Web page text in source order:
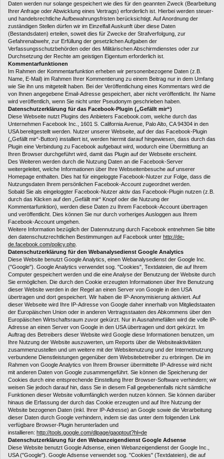
Daten werden nur solange gespeichert wie dies für den geannten Zweck (Bearbeitung
Ihrer Anfrage oder Abwicklung eines Vertrags) erforderlich ist. Hierbei werden steuer-
und handelsrechtliche Aufbewahrungsfristen berücksichtigt. Auf Anordnung der
zuständigen Stellen dürfen wir im Einzelfall Auskunft über diese Daten
(Bestandsdaten) erteilen, soweit dies für Zwecke der Strafverfolgung, zur
Gefahrenabwehr, zur Erfüllung der gesetzlichen Aufgaben der
Verfassungsschutzbehörden oder des Militärischen Abschirmdienstes oder zur
Durchsetzung der Rechte am geistigen Eigentum erforderlich ist.
Kommentarfunktionen
Im Rahmen der Kommentarfunktion erheben wir personenbezogene Daten (z.B.
Name, E-Mail) im Rahmen Ihrer Kommentierung zu einem Beitrag nur in dem Umfang
wie Sie ihn uns mitgeteilt haben. Bei der Veröffentlichung eines Kommentars wird die
von Ihnen angegebene Email-Adresse gespeichert, aber nicht veröffentlicht. Ihr Name
wird veröffentlich, wenn Sie nicht unter Pseudonym geschrieben haben.
Datenschutzerklärung für das Facebook-Plugin („Gefällt mir“)
Diese Webseite nutzt Plugins des Anbieters Facebook.com, welche durch das
Unternehmen Facebook Inc., 1601 S. California Avenue, Palo Alto, CA 94304 in den
USA bereitgestellt werden. Nutzer unserer Webseite, auf der das Facebook-Plugin
(„Gefällt mir“-Button) installiert ist, werden hiermit darauf hingewiesen, dass durch das
Plugin eine Verbindung zu Facebook aufgebaut wird, wodurch eine Übermittlung an
Ihren Browser durchgeführt wird, damit das Plugin auf der Webseite erscheint.
Des Weiteren werden durch die Nutzung Daten an die Facebook-Server
weitergeleitet, welche Informationen über Ihre Webseitenbesuche auf unserer
Homepage enthalten. Dies hat für eingeloggte Facebook-Nutzer zur Folge, dass die
Nutzungsdaten Ihrem persönlichen Facebook-Account zugeordnet werden.
Sobald Sie als eingeloggter Facebook-Nutzer aktiv das Facebook-Plugin nutzen (z.B.
durch das Klicken auf den „Gefällt mir“ Knopf oder die Nutzung der
Kommentarfunktion), werden diese Daten zu Ihrem Facebook-Account übertragen
und veröffentlicht. Dies können Sie nur durch vorheriges Ausloggen aus Ihrem
Facebook-Account umgehen.
Weitere Information bezüglich der Datennutzung durch Facebook entnehmen Sie bitte
den datenschutzrechtlichen Bestimmungen auf Facebook unter http://de-
de.facebook.com/policy.php
Datenschutzerklärung für den Webanalysedienst Google Analytics
Diese Website benutzt Google Analytics, einen Webanalysedienst der Google Inc.
("Google"). Google Analytics verwendet sog. "Cookies", Textdateien, die auf Ihrem
Computer gespeichert werden und die eine Analyse der Benutzung der Website durch
Sie ermöglichen. Die durch den Cookie erzeugten Informationen über Ihre Benutzung
dieser Website werden in der Regel an einen Server von Google in den USA
übertragen und dort gespeichert. Wir haben die IP-Anonymisierung aktiviert. Auf
dieser Webseite wird Ihre IP-Adresse von Google daher innerhalb von Mitgliedstaaten
der Europäischen Union oder in anderen Vertragsstaaten des Abkommens über den
Europäischen Wirtschaftsraum zuvor gekürzt. Nur in Ausnahmefällen wird die volle IP-
Adresse an einen Server von Google in den USA übertragen und dort gekürzt. Im
Auftrag des Betreibers dieser Website wird Google diese Informationen benutzen, um
Ihre Nutzung der Website auszuwerten, um Reports über die Websiteaktivitäten
zusammenzustellen und um weitere mit der Websitenutzung und der Internetnutzung
verbundene Dienstleistungen gegenüber dem Websitebetreiber zu erbringen. Die im
Rahmen von Google Analytics von Ihrem Browser übermittelte IP-Adresse wird nicht
mit anderen Daten von Google zusammengeführt. Sie können die Speicherung der
Cookies durch eine entsprechende Einstellung Ihrer Browser-Software verhindern; wir
weisen Sie jedoch darauf hin, dass Sie in diesem Fall gegebenenfalls nicht sämtliche
Funktionen dieser Website vollumfänglich werden nutzen können. Sie können darüber
hinaus die Erfassung der durch das Cookie erzeugten und auf Ihre Nutzung der
Website bezogenen Daten (inkl. Ihrer IP-Adresse) an Google sowie die Verarbeitung
dieser Daten durch Google verhindern, indem sie das unter dem folgenden Link
verfügbare Browser-Plugin herunterladen und
installieren: http://tools.google.com/dlpage/gaoptout?hl=de
Datenschutzerklärung für den Webanzeigendienst Google Adsense
Diese Website benutzt Google Adsense, einen Webanzeigendienst der Google Inc.,
USA ("Google"). Google Adsense verwendet sog. "Cookies" (Textdateien), die auf